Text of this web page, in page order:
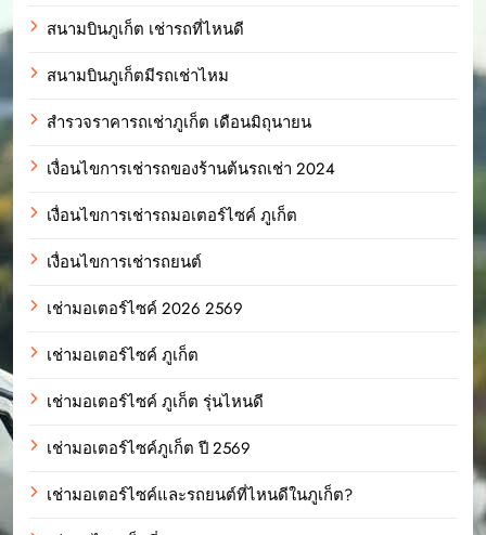
สนามบินภูเก็ต เช่ารถที่ไหนดี
สนามบินภูเก็ตมีรถเช่าไหม
สำรวจราคารถเช่าภูเก็ต เดือนมิถุนายน
เงื่อนไขการเช่ารถของร้านต้นรถเช่า 2024
เงื่อนไขการเช่ารถมอเตอร์ไซค์ ภูเก็ต
เงื่อนไขการเช่ารถยนต์
เช่ามอเตอร์ไซค์ 2026 2569
เช่ามอเตอร์ไซค์ ภูเก็ต
เช่ามอเตอร์ไซค์ ภูเก็ต รุ่นไหนดี
เช่ามอเตอร์ไซค์ภูเก็ต ปี 2569
เช่ามอเตอร์ไซค์และรถยนต์ที่ไหนดีในภูเก็ต?